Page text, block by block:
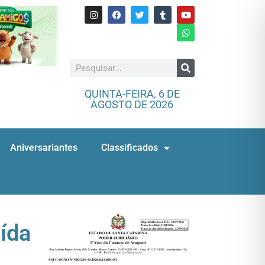
QUINTA-FEIRA, 6 DE
AGOSTO DE 2026
Aniversariantes Classificados